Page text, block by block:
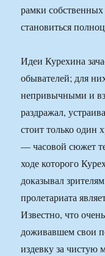
рамки
становиться
Идеи Курехина
обывателей; для
непривычными и
раздражал,
стоит только
— часовой сюжет
ходе которого
доказывал
пролетариата
Известно, что
доживавшем свои
издевку за чистую